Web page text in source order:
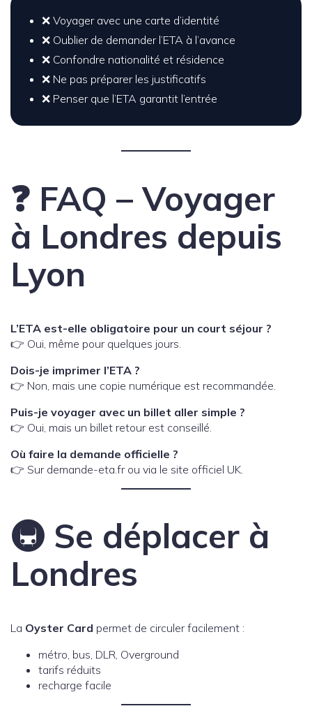
❌ Voyager avec une carte d’identité
❌ Oublier de demander l’ETA à l’avance
❌ Confondre nationalité et résidence
❌ Ne pas préparer les justificatifs
❌ Penser que l’ETA garantit l’entrée
❓ FAQ – Voyager
à Londres depuis
Lyon
L’ETA est-elle obligatoire pour un court séjour ?
👉 Oui, même pour quelques jours.
Dois-je imprimer l’ETA ?
👉 Non, mais une copie numérique est recommandée.
Puis-je voyager avec un billet aller simple ?
👉 Oui, mais un billet retour est conseillé.
Où faire la demande officielle ?
👉 Sur demande-eta.fr ou via le site officiel UK.
🚇 Se déplacer à
Londres
La Oyster Card permet de circuler facilement :
métro, bus, DLR, Overground
tarifs réduits
recharge facile